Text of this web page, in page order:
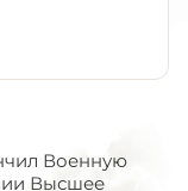
Военную
Высшее